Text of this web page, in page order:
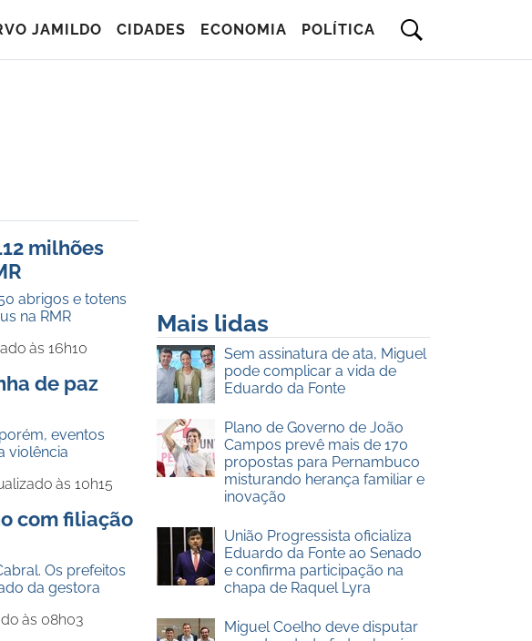
JAMILDO CIDADES ECONOMIA POLÍTICA
milhões
abrigos e totens
na RMR
às 16h10
de paz
eventos
violência
às 10h15
com filiação
Os prefeitos
da gestora
às 08h03
Mais lidas
Sem assinatura de ata, Miguel
pode complicar a vida de
Eduardo da Fonte
Plano de Governo de João
Campos prevê mais de 170
propostas para Pernambuco
misturando herança familiar e
inovação
União Progressista oficializa
Eduardo da Fonte ao Senado
e confirma participação na
chapa de Raquel Lyra
Miguel Coelho deve disputar